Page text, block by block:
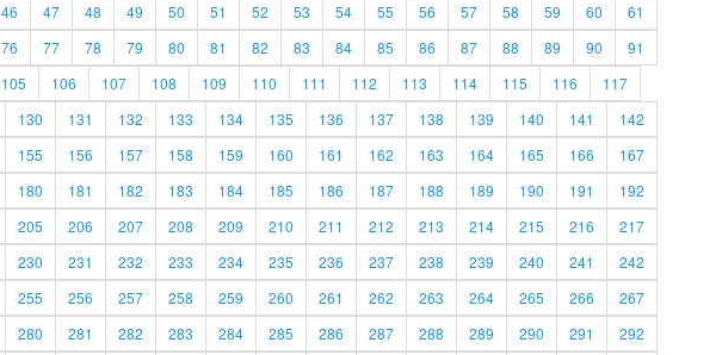
46 47 48 49 50 51 52 53 54 55 56 57 58 59 60
61
76 77 78 79 80 81 82 83 84 85 86 87 88 89 90
91
105 106 107 108 109 110 111 112 113 114 115 116
117
130 131 132 133 134 135 136 137 138 139 140 141
142
155 156 157 158 159 160 161 162 163 164 165 166
167
180 181 182 183 184 185 186 187 188 189 190 191
192
205 206 207 208 209 210 211 212 213 214 215 216
217
230 231 232 233 234 235 236 237 238 239 240 241
242
255 256 257 258 259 260 261 262 263 264 265 266
267
280 281 282 283 284 285 286 287 288 289 290 291 292